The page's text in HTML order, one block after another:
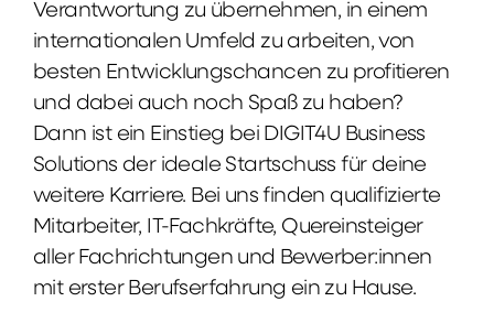
Verantwortung zu übernehmen, in einem
internationalen Umfeld zu arbeiten, von
besten Entwicklungschancen zu profitieren
und dabei auch noch Spaß zu haben?
Dann ist ein Einstieg bei DIGIT4U Business
Solutions der ideale Startschuss für deine
weitere Karriere. Bei uns finden qualifizierte
Mitarbeiter, IT-Fachkräfte, Quereinsteiger
aller Fachrichtungen und Bewerber:innen
mit erster Berufserfahrung ein zu Hause.